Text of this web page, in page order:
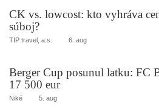
CK vs. lowcost: kto vyhráva
súboj?
TIP travel, a.s. 6. aug
Berger Cup posunul latku: FC
17 500 eur
Niké 5. aug